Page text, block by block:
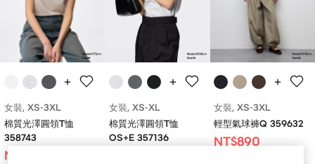
女裝, XS-3XL
棉質光澤圓領T恤
358743
NT$250
女裝, XS-XL
棉質光澤圓領T恤
OS+E 357136
女裝, XS-3XL
輕型氣球褲Q 359632
NT$890